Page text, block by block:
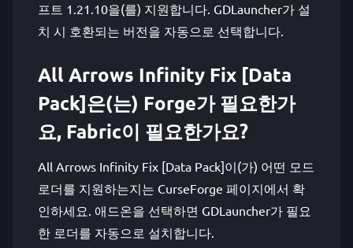
프트 1.21.10을(를) 지원합니다. GDLauncher가 설
치 시 호환되는 버전을 자동으로 선택합니다.
All Arrows Infinity Fix [Data
Pack]은(는) Forge가 필요한가
요, Fabric이 필요한가요?
All Arrows Infinity Fix [Data Pack]이(가) 어떤 모드
로더를 지원하는지는 CurseForge 페이지에서 확
인하세요. 애드온을 선택하면 GDLauncher가 필요
한 로더를 자동으로 설치합니다.